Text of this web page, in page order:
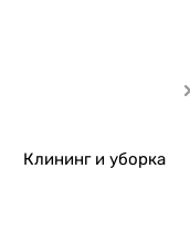
Клининг и уборка